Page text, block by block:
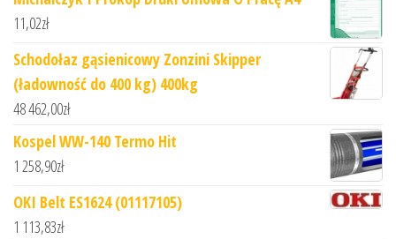
11,02zł
Schodołaz gąsienicowy Zonzini Skipper
(ładowność do 400 kg) 400kg
48 462,00zł
Kospel WW-140 Termo Hit
1 258,90zł
OKI Belt ES1624 (01117105)
1 113,83zł